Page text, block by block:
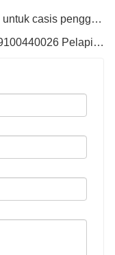
sebelumnya : Perumah aci imbangan untuk casis penggantungan trak 199114529935
seterusnya : SINOTRUK HOWO WG9100440026 Pelapik Brek